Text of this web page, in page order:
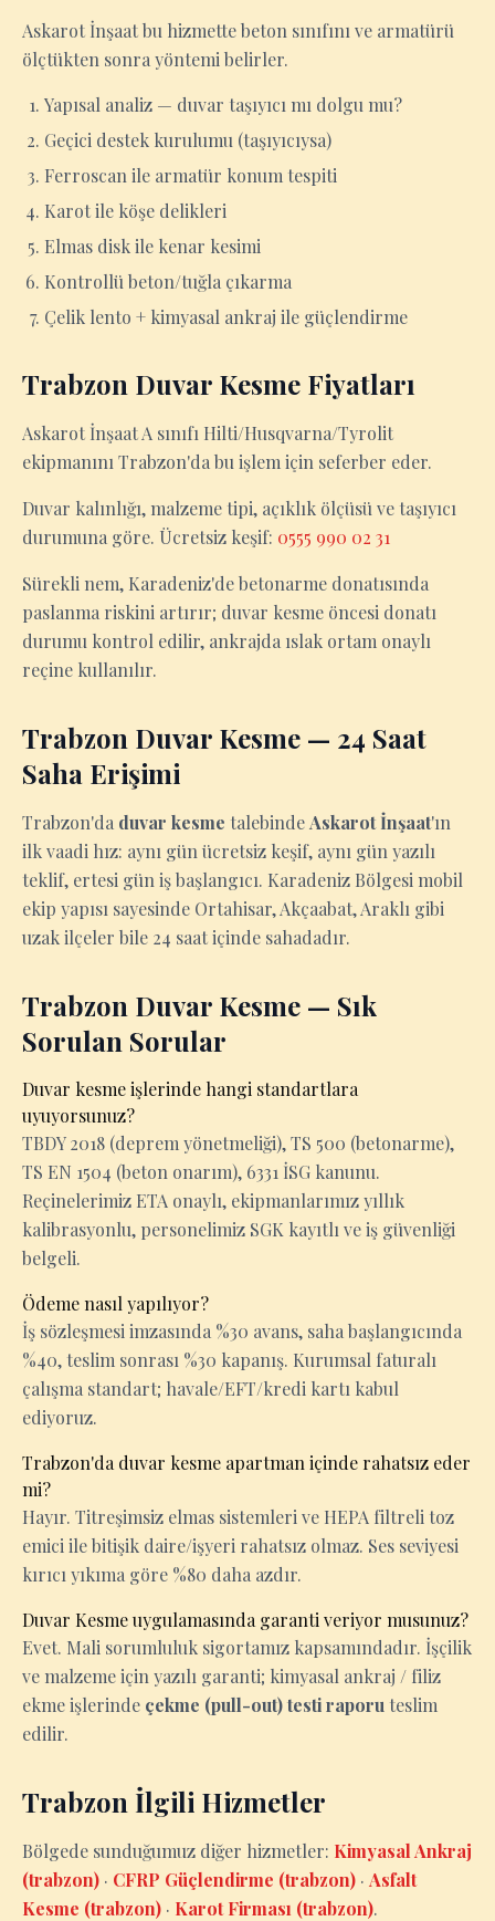
Askarot İnşaat bu hizmette beton sınıfını ve armatürü
ölçtükten sonra yöntemi belirler.
Yapısal analiz — duvar taşıyıcı mı dolgu mu?
Geçici destek kurulumu (taşıyıcıysa)
Ferroscan ile armatür konum tespiti
Karot ile köşe delikleri
Elmas disk ile kenar kesimi
Kontrollü beton/tuğla çıkarma
Çelik lento + kimyasal ankraj ile güçlendirme
Trabzon Duvar Kesme Fiyatları
Askarot İnşaat A sınıfı Hilti/Husqvarna/Tyrolit
ekipmanını Trabzon'da bu işlem için seferber eder.
Duvar kalınlığı, malzeme tipi, açıklık ölçüsü ve taşıyıcı
durumuna göre. Ücretsiz keşif: 0555 990 02 31
Sürekli nem, Karadeniz'de betonarme donatısında
paslanma riskini artırır; duvar kesme öncesi donatı
durumu kontrol edilir, ankrajda ıslak ortam onaylı
reçine kullanılır.
Trabzon Duvar Kesme — 24 Saat
Saha Erişimi
Trabzon'da duvar kesme talebindeAskarot İnşaat'ın
ilk vaadi hız: aynı gün ücretsiz keşif, aynı gün yazılı
teklif, ertesi gün iş başlangıcı. Karadeniz Bölgesi mobil
ekip yapısı sayesinde Ortahisar, Akçaabat, Araklı gibi
uzak ilçeler bile 24 saat içinde sahadadır.
Trabzon Duvar Kesme — Sık
Sorulan Sorular
Duvar kesme işlerinde hangi standartlara
uyuyorsunuz?
TBDY 2018 (deprem yönetmeliği), TS 500 (betonarme),
TS EN 1504 (beton onarım), 6331 İSG kanunu.
Reçinelerimiz ETA onaylı, ekipmanlarımız yıllık
kalibrasyonlu, personelimiz SGK kayıtlı ve iş güvenliği
belgeli.
Ödeme nasıl yapılıyor?
İş sözleşmesi imzasında %30 avans, saha başlangıcında
%40, teslim sonrası %30 kapanış. Kurumsal faturalı
çalışma standart; havale/EFT/kredi kartı kabul
ediyoruz.
Trabzon'da duvar kesme apartman içinde rahatsız eder
mi?
Hayır. Titreşimsiz elmas sistemleri ve HEPA filtreli toz
emici ile bitişik daire/işyeri rahatsız olmaz. Ses seviyesi
kırıcı yıkıma göre %80 daha azdır.
Duvar Kesme uygulamasında garanti veriyor musunuz?
Evet. Mali sorumluluk sigortamız kapsamındadır. İşçilik
ve malzeme için yazılı garanti; kimyasal ankraj / filiz
ekme işlerinde çekme (pull-out) testi raporu teslim
edilir.
Trabzon İlgili Hizmetler
Bölgede sunduğumuz diğer hizmetler: Kimyasal Ankraj
(trabzon) · CFRP Güçlendirme (trabzon) · Asfalt
Kesme (trabzon) · Karot Firması (trabzon).